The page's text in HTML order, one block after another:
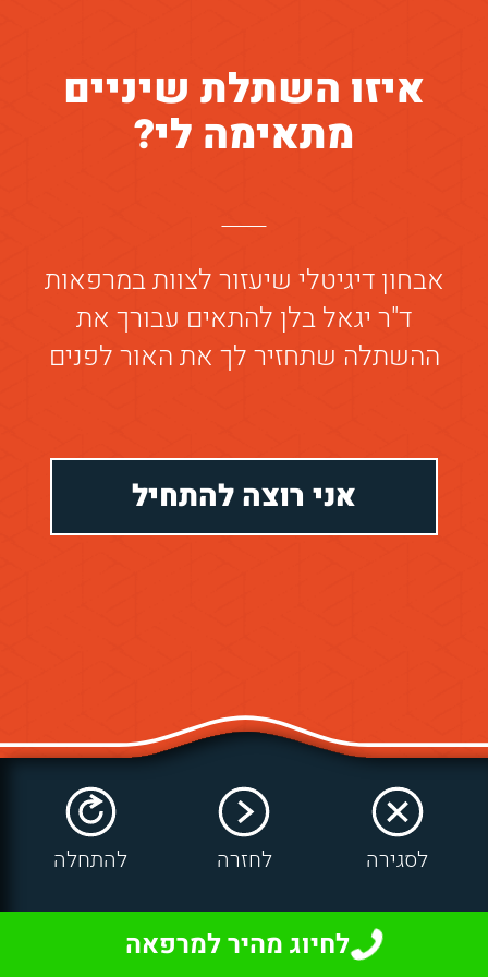
לסגירה לחזרה להתחלה
איזו השתלת שיניים
מתאימה לי?
אבחון דיגיטלי שיעזור לצוות במרפאות
ד"ר יגאל בלן להתאים עבורך את
ההשתלה שתחזיר לך את האור לפנים
אני רוצה להתחיל
לסגירה לחזרה להתחלה
אני...
לחיוג מהיר למרפאה